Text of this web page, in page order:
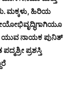
ಮಕ್ಕಳು, ಹಿರಿಯ
ಯುವ ನಾಯಕ ಪುನಿತ್
ಪ್ರಶಸ್ತಿ